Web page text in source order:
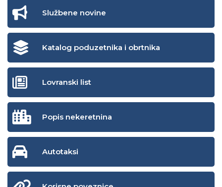
Službene novine
Katalog poduzetnika i obrtnika
Lovranski list
Popis nekeretnina
Autotaksi